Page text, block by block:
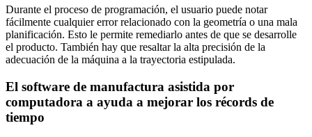
Durante el proceso de programación, el usuario puede notar
fácilmente cualquier error relacionado con la geometría o una mala
planificación. Esto le permite remediarlo antes de que se desarrolle
el producto. También hay que resaltar la alta precisión de la
adecuación de la máquina a la trayectoria estipulada.
El software de manufactura asistida por
computadora a ayuda a mejorar los récords de
tiempo